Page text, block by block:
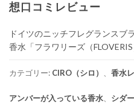
想口コミレビュー
ドイツのニッチフレグランスブ
香水「フラワリーズ（
カテゴリー: CIRO（シロ） 、 香水
アンバーが入っている香水、 シダ